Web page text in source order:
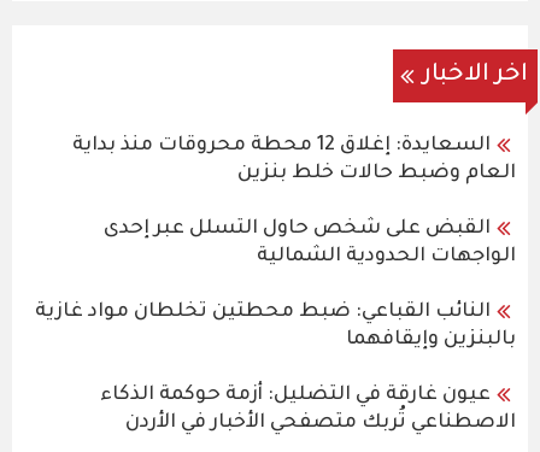
اخر الاخبار
السعايدة: إغلاق 12 محطة محروقات منذ بداية
العام وضبط حالات خلط بنزين
القبض على شخص حاول التسلل عبر إحدى
الواجهات الحدودية الشمالية
النائب القباعي: ضبط محطتين تخلطان مواد غازية
بالبنزين وإيقافهما
عيون غارقة في التضليل: أزمة حوكمة الذكاء
الاصطناعي تُربك متصفحي الأخبار في الأردن